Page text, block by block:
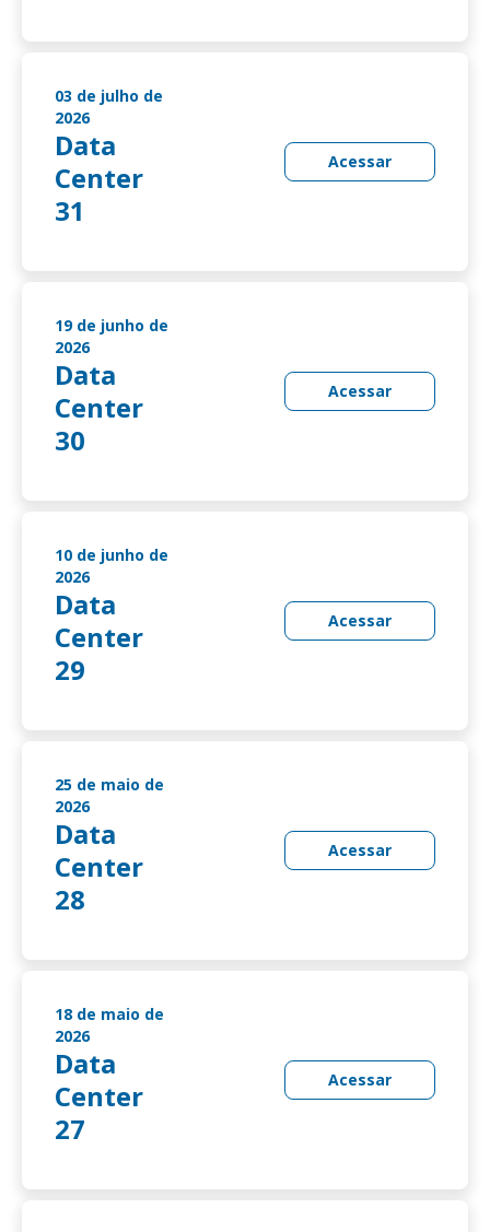
03 de julho de
2026
Data
Center
31
Acessar
19 de junho de
2026
Data
Center
30
Acessar
10 de junho de
2026
Data
Center
29
Acessar
25 de maio de
2026
Data
Center
28
Acessar
18 de maio de
2026
Data
Center
27
Acessar